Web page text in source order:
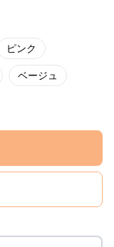
ピンク
ベージュ